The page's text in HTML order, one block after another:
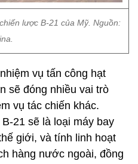
lược B-21 của Mỹ. Nguồn:
vụ tấn công hạt
​​sẽ đóng nhiều vai trò
vụ tác chiến khác.
21 sẽ là loại máy bay
giới, và tính linh hoạt
hàng nước ngoài, đồng